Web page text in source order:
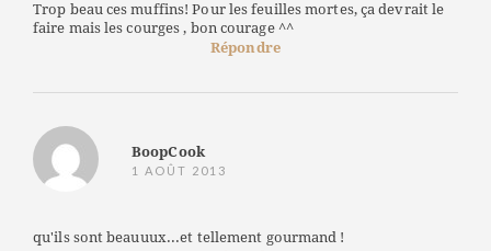
Trop beau ces muffins! Pour les feuilles mortes, ça devrait le
faire mais les courges , bon courage ^^
Répondre
BoopCook
1 AOÛT 2013
qu'ils sont beauuux...et tellement gourmand !